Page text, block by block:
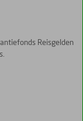
Reisgelden